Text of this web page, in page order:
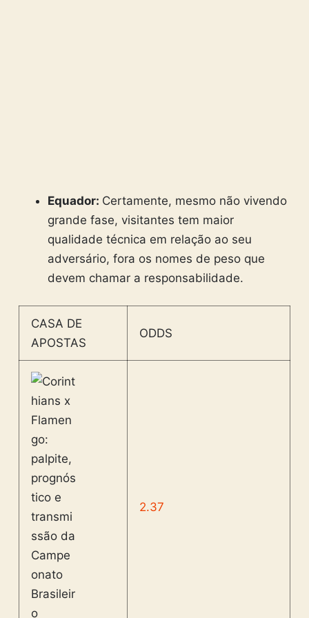
Equador: Certamente, mesmo não vivendo
grande fase, visitantes tem maior
qualidade técnica em relação ao seu
adversário, fora os nomes de peso que
devem chamar a responsabilidade.
CASA DE
APOSTAS
ODDS
2.37